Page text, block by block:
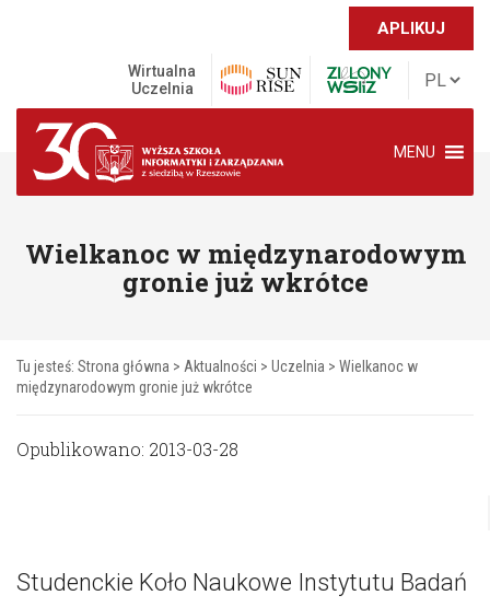
APLIKUJ
Wirtualna
Uczelnia
MENU
Wielkanoc w międzynarodowym
gronie już wkrótce
Tu jesteś: Strona główna > Aktualności > Uczelnia > Wielkanoc w
międzynarodowym gronie już wkrótce
Opublikowano: 2013-03-28
Studenckie Koło Naukowe Instytutu Badań